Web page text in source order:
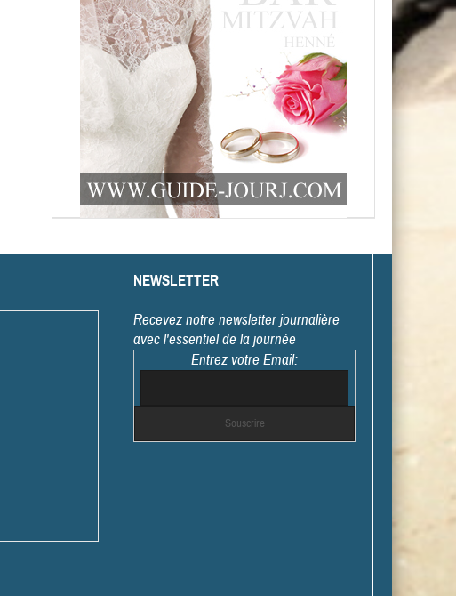
NEWSLETTER
Recevez notre newsletter journalière
avec l'essentiel de la journée
Entrez votre Email: